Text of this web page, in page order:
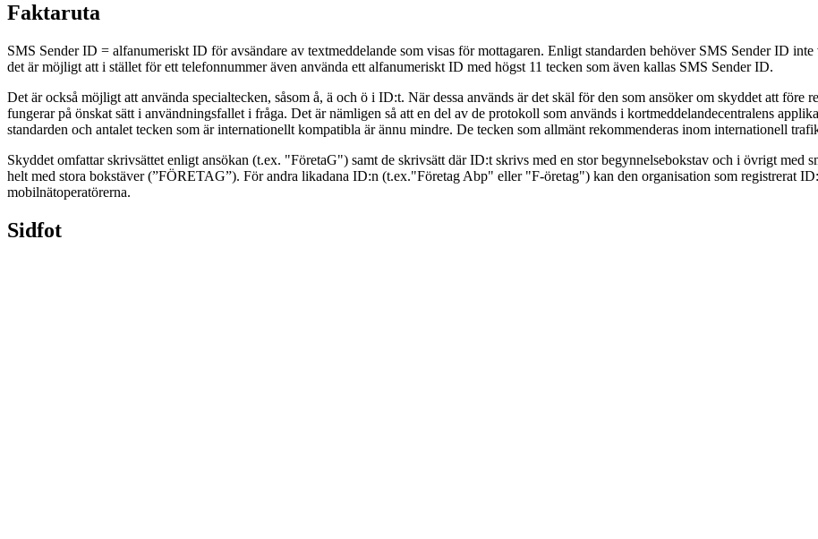
Faktaruta
SMS Sender ID = alfanumeriskt ID för avsändare av textmeddelande som visas för mottagaren. Enligt standarden behöver SMS Sender ID
det är möjligt att i stället för ett telefonnummer även använda ett alfanumeriskt ID med högst 11 tecken som även kallas SMS Sender ID.
Det är också möjligt att använda specialtecken, såsom å, ä och ö i ID:t. När dessa används är det skäl för den som ansöker om skyddet att före
fungerar på önskat sätt i användningsfallet i fråga. Det är nämligen så att en del av de protokoll som används i kortmeddelandecentralens
standarden och antalet tecken som är internationellt kompatibla är ännu mindre. De tecken som allmänt rekommenderas inom internationell
Skyddet omfattar skrivsättet enligt ansökan (t.ex. "FöretaG") samt de skrivsätt där ID:t skrivs med en stor begynnelsebokstav och i övrigt med
helt med stora bokstäver (”FÖRETAG”). För andra likadana ID:n (t.ex."Företag Abp" eller "F-öretag") kan den organisation som registrerat
mobilnätoperatörerna.
Sidfot